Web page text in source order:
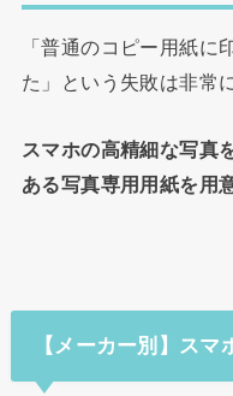
「普通のコピー用紙に
た」という失敗は非常
スマホの高精細な写真
ある写真専用用紙を用
【メーカー別】ス